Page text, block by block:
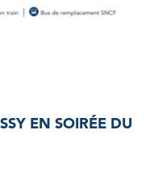
EN SOIRÉE DU